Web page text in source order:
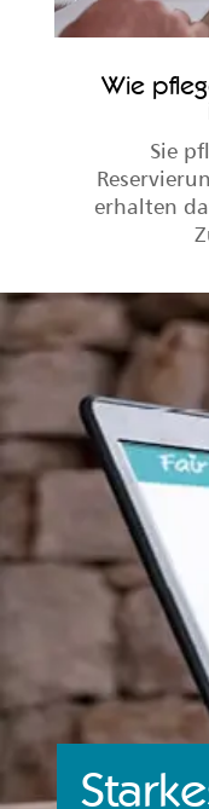
Wie
Sie
erhalten